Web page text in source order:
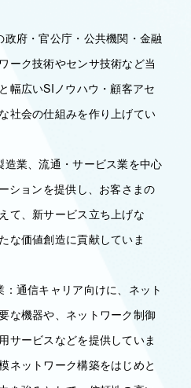
府・官公庁・公共機関・金融
ーク技術やセンサ技術など当
幅広いSIノウハウ・顧客アセ
社会の仕組みを作り上げてい
業、流通・サービス業を中心
ションを提供し、お客さまの
て、新サービス立ち上げな
な価値創造に貢献していま
通信キャリア向けに、ネット
な機器や、ネットワーク制御
サービスなどを提供していま
ネットワーク構築をはじめと